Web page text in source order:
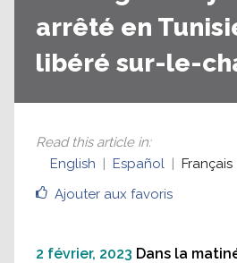
arrêté en
libéré sur-le-
Ajouter aux favoris
Read this article in:
English
Español Français
2 février, 2023 Dans la